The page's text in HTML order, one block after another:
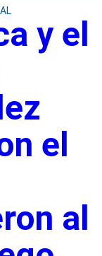
y el
el
al